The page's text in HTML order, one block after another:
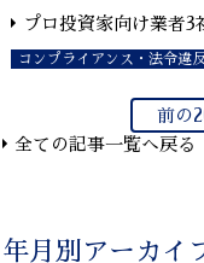
プロ投資家向け業者
コンプライアンス・法令違反
前の
全ての記事一覧へ戻る
年月別アーカイ